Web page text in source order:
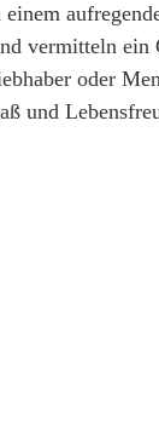
vermitteln
oder
und